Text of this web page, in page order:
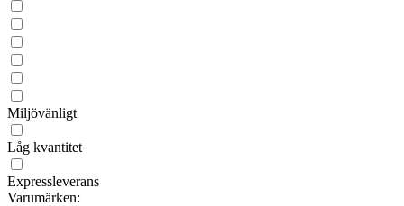
Miljövänligt
Låg kvantitet
Expressleverans
Varumärken: